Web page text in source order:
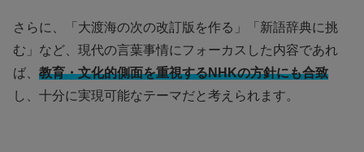
さらに、「大渡海の次の改訂版を作る」「新語辞典に挑
む」など、現代の言葉事情にフォーカスした内容であれ
ば、 教育・文化的側面を重視するNHKの方針にも合致
し、十分に実現可能なテーマだと考えられます。